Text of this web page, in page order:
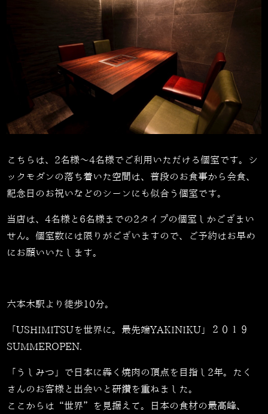
こちらは、2名様～4名様でご利用いただける個室です。シ
ックモダンの落ち着いた空間は、普段のお食事から会食、
記念日のお祝いなどのシーンにも似合う個室です。
当店は、4名様と6名様までの2タイプの個室しかござまい
せん。個室数には限りがございますので、ご予約はお早め
にお願いいたします。
六本木駅より徒歩10分。
「USHIMITSUを世界に。最先端YAKINIKU」２０１９
SUMMEROPEN.
「うしみつ」で日本に犇く焼肉の頂点を目指し2年。たく
さんのお客様と出会いと研鑽を重ねました。
ここからは“世界”を見据えて。日本の食材の最高峰、